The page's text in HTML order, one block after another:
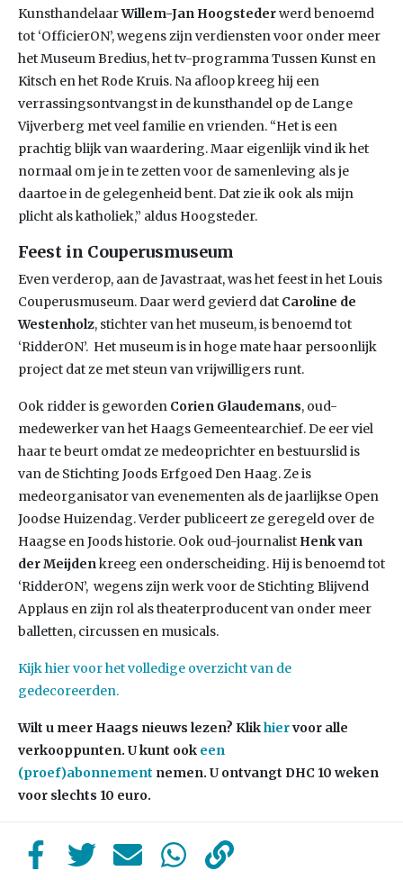
KunsthandelaarWillem-Jan Hoogstederwerd benoemd
tot ‘OfficierON’, wegens zijn verdiensten voor onder meer
het Museum Bredius, het tv-programma Tussen Kunst en
Kitsch en het Rode Kruis. Na afloop kreeg hij een
verrassingsontvangst in de kunsthandel op de Lange
Vijverberg met veel familie en vrienden. “Het is een
prachtig blijk van waardering. Maar eigenlijk vind ik het
normaal om je in te zetten voor de samenleving als je
daartoe in de gelegenheid bent. Dat zie ik ook als mijn
plicht als katholiek,” aldus Hoogsteder.
Feest in Couperusmuseum
Even verderop, aan de Javastraat, was het feest in het Louis
Couperusmuseum. Daar werd gevierd dat Caroline de
Westenholz, stichter van het museum, is benoemd tot
‘RidderON’. Het museum is in hoge mate haar persoonlijk
project dat ze met steun van vrijwilligers runt.
Ook ridder is geworden Corien Glaudemans, oud-
medewerker van het Haags Gemeentearchief. De eer viel
haar te beurt omdat ze medeoprichter en bestuurslid is
van de Stichting Joods Erfgoed Den Haag. Ze is
medeorganisator van evenementen als de jaarlijkse Open
Joodse Huizendag. Verder publiceert ze geregeld over de
Haagse en Joods historie. Ook oud-journalist Henk van
der Meijdenkreeg een onderscheiding. Hij is benoemd tot
‘RidderON’, wegens zijn werk voor de Stichting Blijvend
Applaus en zijn rol als theaterproducent van onder meer
balletten, circussen en musicals.
Kijk hier voor het volledige overzicht van de
gedecoreerden.
Wilt u meer Haags nieuws lezen? Klikhiervoor alle
verkooppunten. U kunt ook een
(proef)abonnement nemen. U ontvangt DHC 10 weken
voor slechts 10 euro.